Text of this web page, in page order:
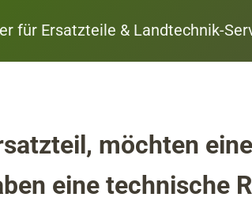
für Ersatzteile & Landtechnik-
möchten
eine technische